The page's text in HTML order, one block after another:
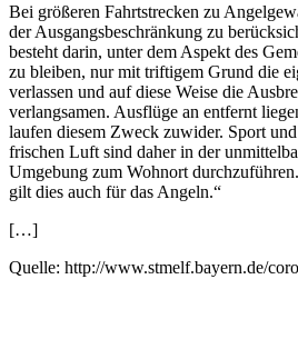
Bei größeren Fahrtstrecken zu
der Ausgangsbeschränkung zu
besteht darin, unter dem Aspekt des
zu bleiben, nur mit triftigem Grund die
verlassen und auf diese Weise die
verlangsamen. Ausflüge an entfernt
laufen diesem Zweck zuwider. Sport
frischen Luft sind daher in der
Umgebung zum Wohnort
gilt dies auch für das Angeln.“
[…]
Quelle: http://www.stmelf.bayern.de/